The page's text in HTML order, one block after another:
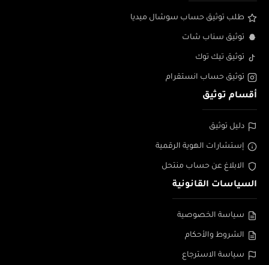
طلب توثيق حساب سوشال ميديا
توثيق سناب شات
توثيق تيك توك
توثيق حساب انستقرام
أقسام توثيق
دليل توثيق
إستشارات الهوية الرقمية
الابلاغ عن حساب منتحل
السياسات القانونية
سياسة الخصوصية
الشروط والأحكام
سياسة الاسترجاع